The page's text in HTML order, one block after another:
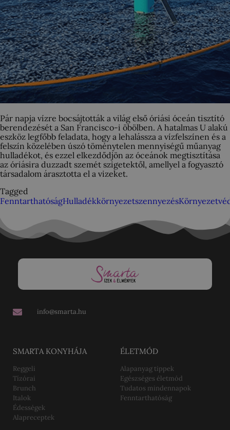
Pár napja vízre bocsájtották a világ első óriási óceán tisztító
berendezését a San Francisco-i öbölben. A hatalmas U alakú
eszköz legfőbb feladata, hogy a lehalássza a vízfelszínen és a
felszín közelében úszó töménytelen mennyiségű műanyag
hulladékot, és ezzel elkezdődjön az óceánok megtisztítása
az óriásira duzzadt szemét szigetektől, amellyel a fogyasztó
társadalom árasztotta el a vizeket.
Tagged
FenntarthatóságHulladékkörnyezetszennyezés
info@smarta.hu
SMARTA KONYHÁJA
Reggeli
Tízórai
Brunch
Italok
Édességek
Alapreceptek
ÉLETMÓD
Alapanyag tippek
Egészséges életmód
Tudatos mindennapok
Fenntarthatóság